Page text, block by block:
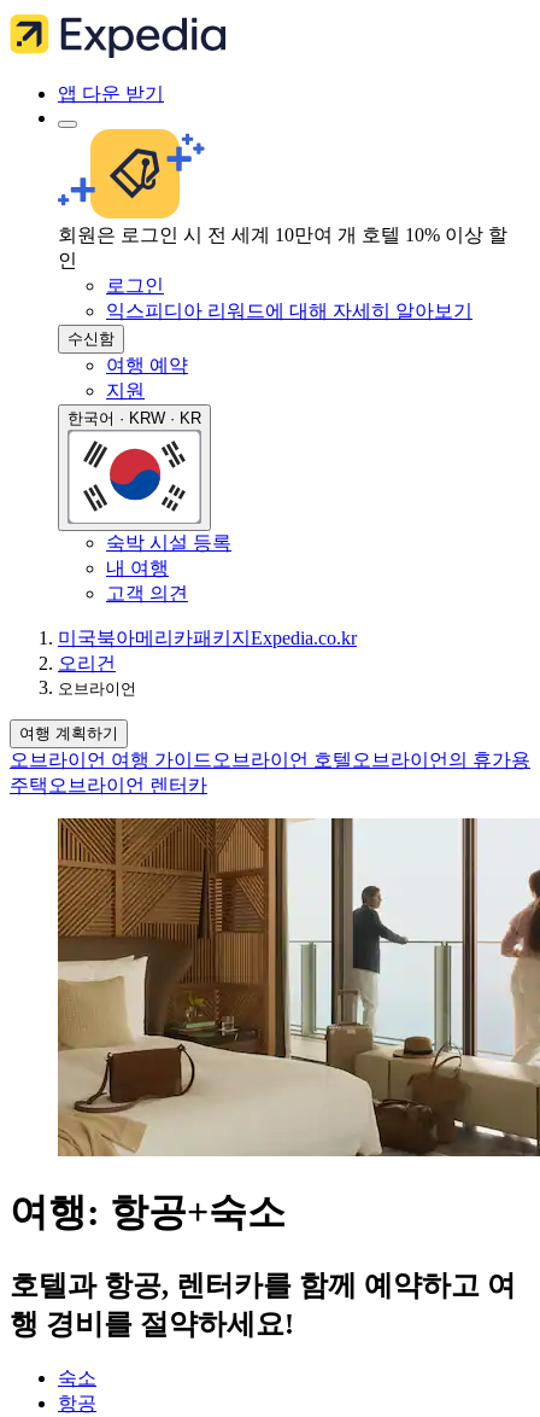
앱 다운 받기
회원은 로그인 시 전 세계 10만여 개 호텔 10% 이상 할
인
로그인
익스피디아 리워드에 대해 자세히 알아보기
수신함
여행 예약
지원
한국어 · KRW · KR
숙박 시설 등록
내 여행
고객 의견
미국북아메리카패키지 Expedia.co.kr
오리건
오브라이언
여행 계획하기
오브라이언 여행 가이드 오브라이언 호텔 오브라이언의 휴가용
주택 오브라이언 렌터카
여행: 항공+숙소
호텔과 항공, 렌터카를 함께 예약하고 여
행 경비를 절약하세요!
숙소
항공